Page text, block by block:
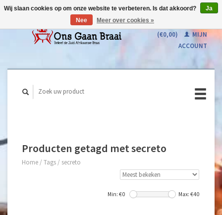
(€0,00)
MIJN
ACCOUNT
Producten getagd met secreto
Home / Tags / secreto
Min: €0 Max: €40
Wij slaan cookies op om onze website te verbeteren. Is dat akkoord?
Ja
Nee
Meer over cookies »